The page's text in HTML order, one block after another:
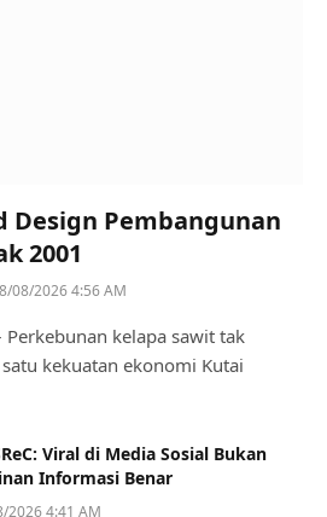
Design Pembangunan
2001
08/2026 4:56 AM
kelapa sawit tak
kekuatan ekonomi Kutai
Viral di Media Sosial Bukan
Informasi Benar
2026 4:41 AM